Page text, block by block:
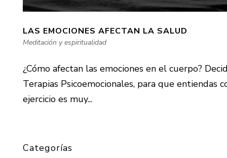
LAS EMOCIONES AFECTAN LA SALUD
Meditación y espiritualidad
¿Cómo afectan las emociones en el cuerpo?
Terapias Psicoemocionales, para que
ejercicio es muy...
Categorías